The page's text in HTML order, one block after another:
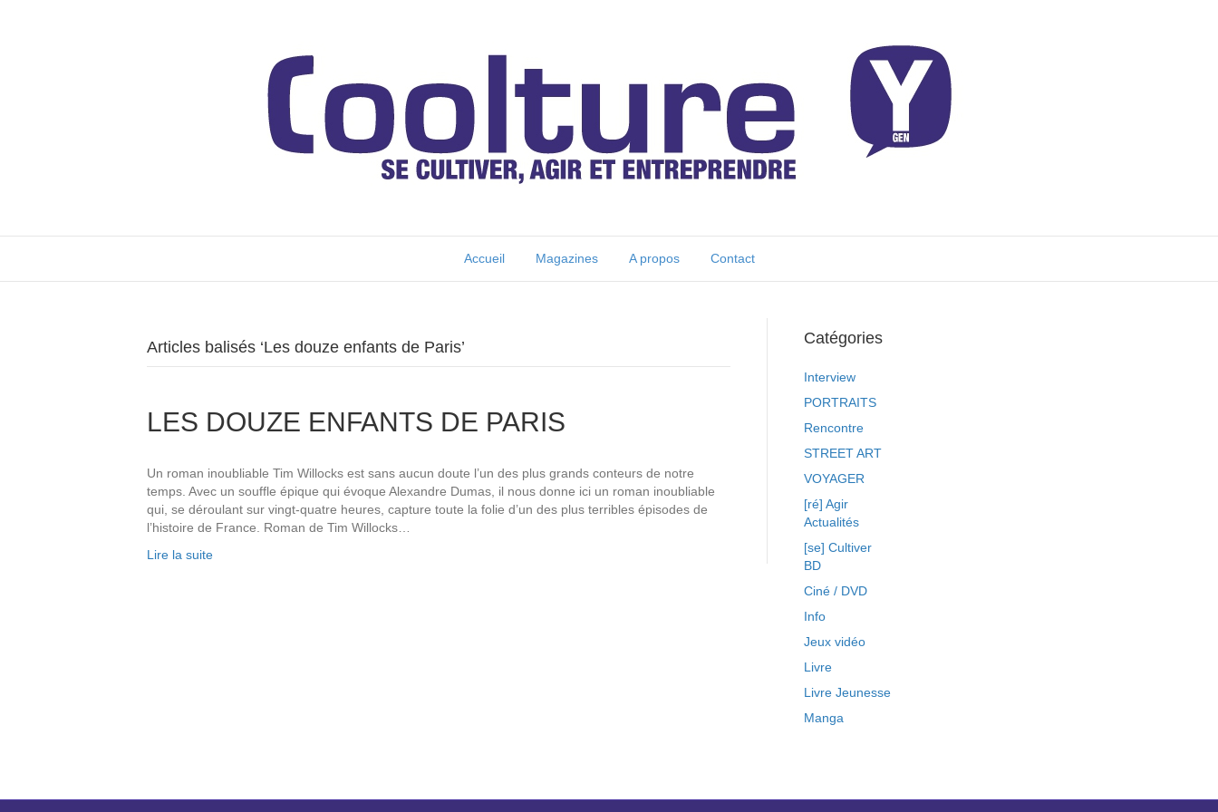
Accueil Magazines A propos Contact
Articles balisés ‘Les douze enfants de Paris’
LES DOUZE ENFANTS DE PARIS
Un roman inoubliable Tim Willocks est sans aucun doute l’un des plus grands conteurs de notre
temps. Avec un souffle épique qui évoque Alexandre Dumas, il nous donne ici un roman inoubliable
qui, se déroulant sur vingt-quatre heures, capture toute la folie d’un des plus terribles épisodes de
l’histoire de France. Roman de Tim Willocks…
Lire la suite
Catégories
Interview
PORTRAITS
Rencontre
STREET ART
VOYAGER
[ré] Agir
Actualités
[se] Cultiver
BD
Ciné / DVD
Info
Jeux vidéo
Livre
Livre Jeunesse
Manga